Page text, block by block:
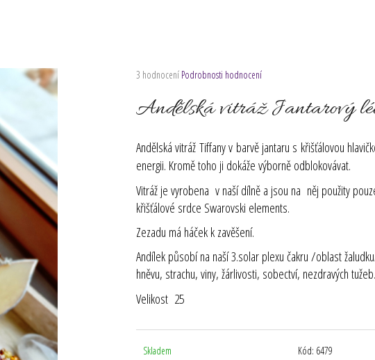
Průměrné
produktu
je
5
hvězdiček.
3 hodnocení Podrobnosti hodnocení
Andělská vitráž Jantarový
Andělská vitráž Tiffany v barvě jantaru s křišťálovou
energii. Kromě toho ji dokáže výborně odblokovávat.
Vitráž je vyrobena v naší dílně a jsou na něj použity
křišťálové srdce Swarovski elements.
Zezadu má háček k zavěšení.
Andílek působí na naší 3.solar plexu čakru /oblast
hněvu, strachu, viny, žárlivosti, sobectví, nezdravých tužeb.
Velikost 25
Skladem Kód: 6479